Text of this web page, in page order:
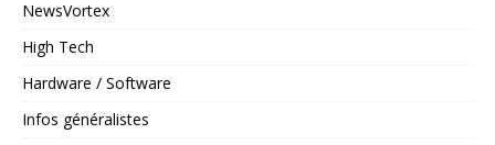
NewsVortex
High Tech
Hardware / Software
Infos généralistes